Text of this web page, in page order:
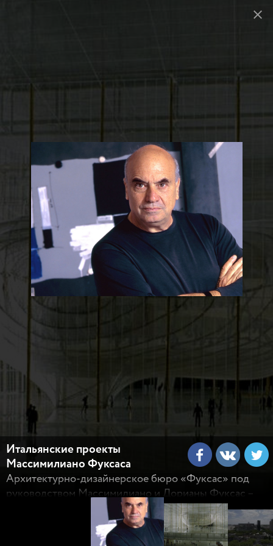
Итальянские проекты
Массимилиано Фуксаса
Архитектурно-дизайнерское бюро «Фуксас» под
руководством Массимилиано и Дорианы Фуксас –
одно из самых авторитетных и преуспевающих в
мире. За последние 40 лет это бюро выработало
собственный новаторский стиль, выполнив